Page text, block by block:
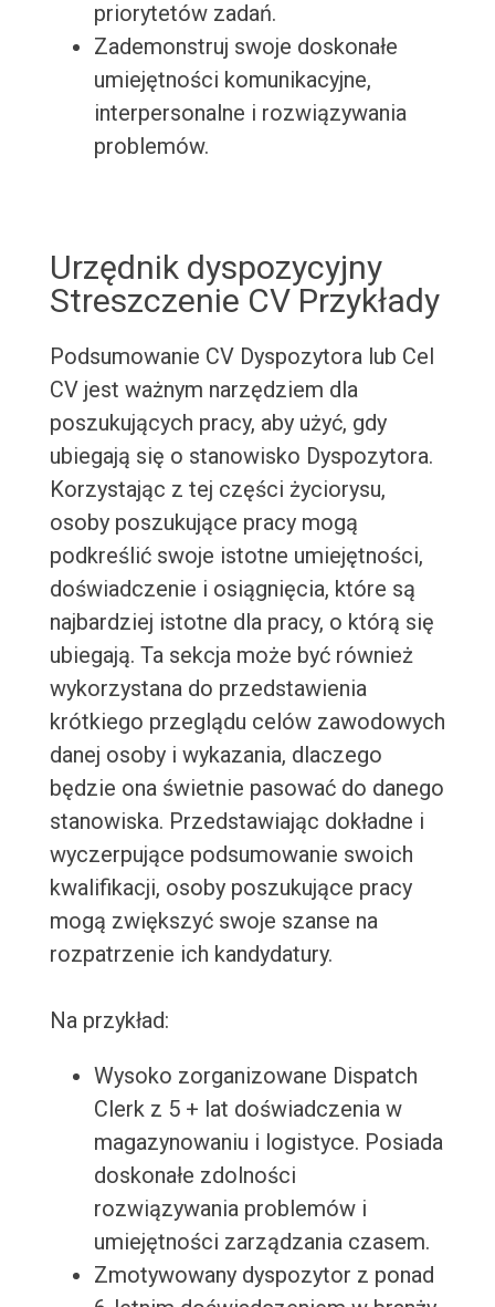
priorytetów zadań.
Zademonstruj swoje doskonałe
umiejętności komunikacyjne,
interpersonalne i rozwiązywania
problemów.
Urzędnik dyspozycyjny
Streszczenie CV Przykłady
Podsumowanie CV Dyspozytora lub Cel
CV jest ważnym narzędziem dla
poszukujących pracy, aby użyć, gdy
ubiegają się o stanowisko Dyspozytora.
Korzystając z tej części życiorysu,
osoby poszukujące pracy mogą
podkreślić swoje istotne umiejętności,
doświadczenie i osiągnięcia, które są
najbardziej istotne dla pracy, o którą się
ubiegają. Ta sekcja może być również
wykorzystana do przedstawienia
krótkiego przeglądu celów zawodowych
danej osoby i wykazania, dlaczego
będzie ona świetnie pasować do danego
stanowiska. Przedstawiając dokładne i
wyczerpujące podsumowanie swoich
kwalifikacji, osoby poszukujące pracy
mogą zwiększyć swoje szanse na
rozpatrzenie ich kandydatury.
Na przykład:
Wysoko zorganizowane Dispatch
Clerk z 5 + lat doświadczenia w
magazynowaniu i logistyce. Posiada
doskonałe zdolności
rozwiązywania problemów i
umiejętności zarządzania czasem.
Zmotywowany dyspozytor z ponad